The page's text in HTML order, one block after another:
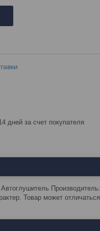
дней за счет покупателя
Товар может